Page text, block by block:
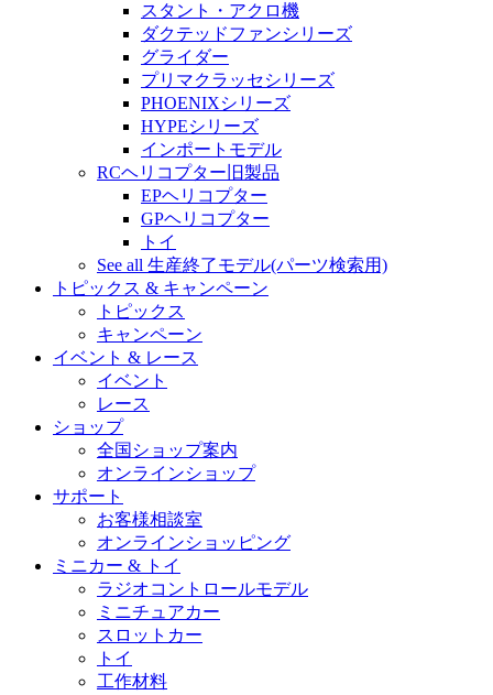
スタント・アクロ機
ダクテッドファンシリーズ
グライダー
プリマクラッセシリーズ
PHOENIXシリーズ
HYPEシリーズ
インポートモデル
RCヘリコプター旧製品
EPヘリコプター
GPヘリコプター
トイ
See all 生産終了モデル(パーツ検索用)
トピックス & キャンペーン
トピックス
キャンペーン
イベント & レース
イベント
レース
ショップ
全国ショップ案内
オンラインショップ
サポート
お客様相談室
オンラインショッピング
ミニカー & トイ
ラジオコントロールモデル
ミニチュアカー
スロットカー
トイ
工作材料